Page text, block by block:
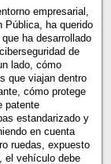
empresarial,
Pública, ha querido
ha desarrollado
de
lado, cómo
que viajan dentro
cómo protege
patente
estandarizado y
en cuenta
ruedas, expuesto
el vehículo debe